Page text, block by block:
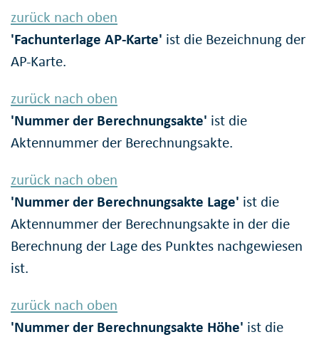
zurück nach oben
'Fachunterlage AP-Karte' ist die Bezeichnung der
AP-Karte.
zurück nach oben
'Nummer der Berechnungsakte' ist die
Aktennummer der Berechnungsakte.
zurück nach oben
'Nummer der Berechnungsakte Lage' ist die
Aktennummer der Berechnungsakte in der die
Berechnung der Lage des Punktes nachgewiesen
ist.
zurück nach oben
'Nummer der Berechnungsakte Höhe' ist die